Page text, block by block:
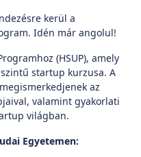
kerül a
Idén már angolul!
(HSUP), amely
startup kurzusa. A
az
valamint gyakorlati
világban.
Egyetemen: